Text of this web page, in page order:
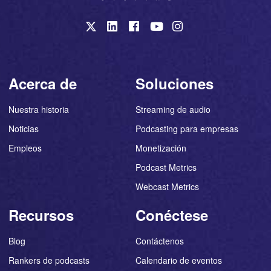
Acerca de
Nuestra historia
Noticias
Empleos
Soluciones
Streaming de audio
Podcasting para empresas
Monetización
Podcast Metrics
Webcast Metrics
Recursos
Blog
Rankers de podcasts
Conéctese
Contáctenos
Calendario de eventos